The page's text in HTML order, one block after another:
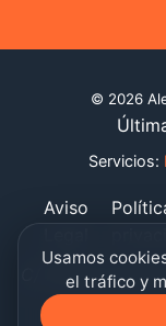
© 2026
Servicios:
Aviso
C/ Nuestra
Usamos
el tráfico y